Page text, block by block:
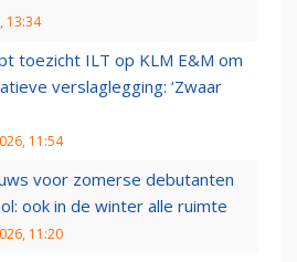
13:34
toezicht ILT op KLM E&M om
verslaglegging: ‘Zwaar
11:54
voor zomerse debutanten
ook in de winter alle ruimte
11:20